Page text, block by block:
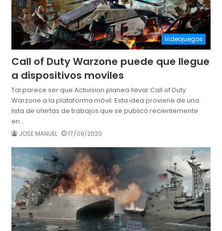
Videojuegos
Call of Duty Warzone puede que llegue
a dispositivos moviles
Tal parece ser que Activision planea llevar Call of Duty
Warzone a la plataforma móvil. Esta idea proviene de una
lista de ofertas de trabajos que se publicó recientemente
en…
JOSE MANUEL 17/09/2020